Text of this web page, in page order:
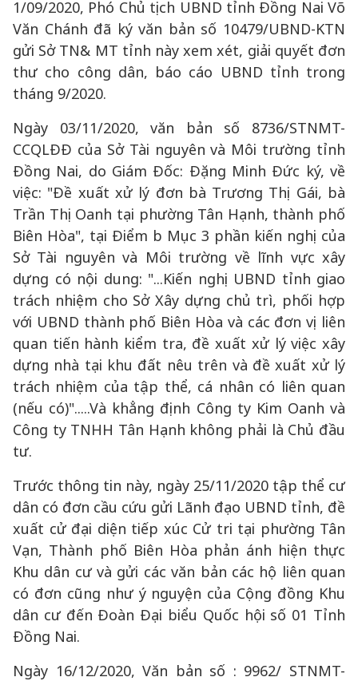
1/09/2020, Phó Chủ tịch UBND tỉnh Đồng Nai Võ
Văn Chánh đã ký văn bản số 10479/UBND-KTN
gửi Sở TN& MT tỉnh này xem xét, giải quyết đơn
thư cho công dân, báo cáo UBND tỉnh trong
tháng 9/2020.
Ngày 03/11/2020, văn bản số 8736/STNMT-
CCQLĐĐ của Sở Tài nguyên và Môi trường tỉnh
Đồng Nai, do Giám Đốc: Đặng Minh Đức ký, về
việc: "Đề xuất xử lý đơn bà Trương Thị Gái, bà
Trần Thị Oanh tại phường Tân Hạnh, thành phố
Biên Hòa", tại Điểm b Mục 3 phần kiến nghị của
Sở Tài nguyên và Môi trường về lĩnh vực xây
dựng có nội dung: "...Kiến nghị UBND tỉnh giao
trách nhiệm cho Sở Xây dựng chủ trì, phối hợp
với UBND thành phố Biên Hòa và các đơn vị liên
quan tiến hành kiểm tra, đề xuất xử lý việc xây
dựng nhà tại khu đất nêu trên và đề xuất xử lý
trách nhiệm của tập thể, cá nhân có liên quan
(nếu có)".....Và khẳng định Công ty Kim Oanh và
Công ty TNHH Tân Hạnh không phải là Chủ đầu
tư.
Trước thông tin này, ngày 25/11/2020 tập thể cư
dân có đơn cầu cứu gửi Lãnh đạo UBND tỉnh, đề
xuất cử đại diện tiếp xúc Cử tri tại phường Tân
Vạn, Thành phố Biên Hòa phản ánh hiện thực
Khu dân cư và gửi các văn bản các hộ liên quan
có đơn cũng như ý nguyện của Cộng đồng Khu
dân cư đến Đoàn Đại biểu Quốc hội số 01 Tỉnh
Đồng Nai.
Ngày 16/12/2020, Văn bản số : 9962/ STNMT-